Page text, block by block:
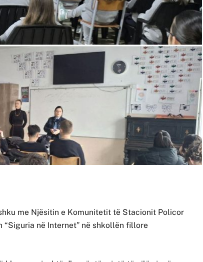
me Njësitin e Komunitetit të Stacionit Policor
në Internet” në shkollën fillore